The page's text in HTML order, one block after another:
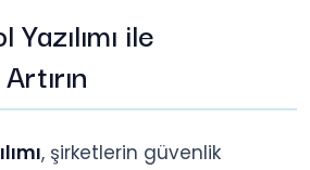
ile
, şirketlerin güvenlik